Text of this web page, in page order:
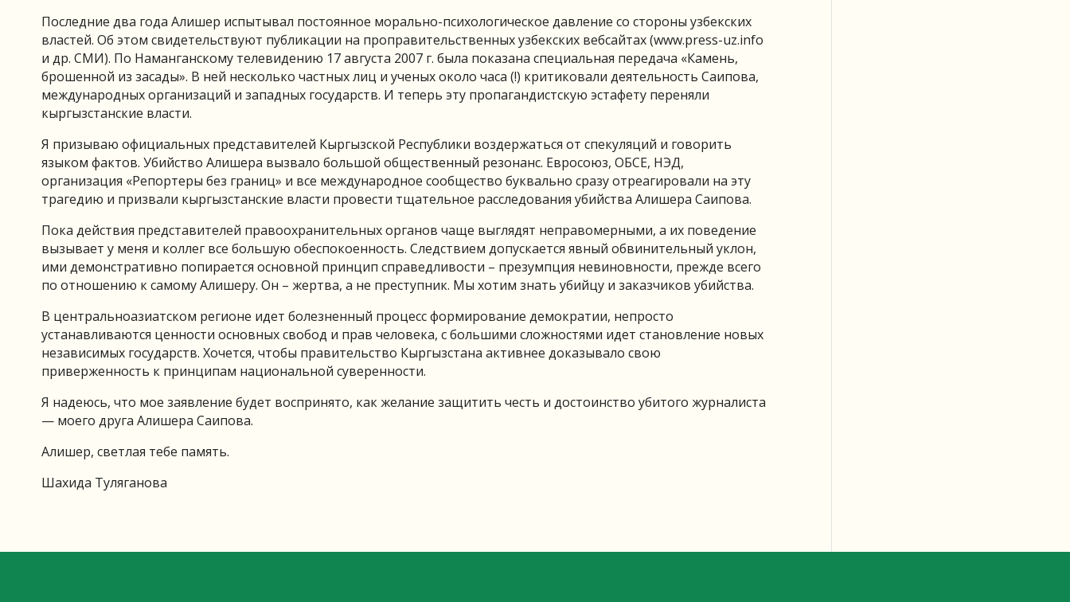
Последние два года Алишер испытывал постоянное морально-психологическое давление со стороны узбекских
властей. Об этом свидетельствуют публикации на проправительственных узбекских вебсайтах (www.press-uz.info
и др. СМИ). По Наманганскому телевидению 17 августа 2007 г. была показана специальная передача «Камень,
брошенной из засады». В ней несколько частных лиц и ученых около часа (!) критиковали деятельность Саипова,
международных организаций и западных государств. И теперь эту пропагандистскую эстафету переняли
кыргызстанские власти.
Я призываю официальных представителей Кыргызской Республики воздержаться от спекуляций и говорить
языком фактов. Убийство Алишера вызвало большой общественный резонанс. Евросоюз, ОБСЕ, НЭД,
организация «Репортеры без границ» и все международное сообщество буквально сразу отреагировали на эту
трагедию и призвали кыргызстанские власти провести тщательное расследования убийства Алишера Саипова.
Пока действия представителей правоохранительных органов чаще выглядят неправомерными, а их поведение
вызывает у меня и коллег все большую обеспокоенность. Следствием допускается явный обвинительный уклон,
ими демонстративно попирается основной принцип справедливости – презумпция невиновности, прежде всего
по отношению к самому Алишеру. Он – жертва, а не преступник. Мы хотим знать убийцу и заказчиков убийства.
В центральноазиатском регионе идет болезненный процесс формирование демократии, непросто
устанавливаются ценности основных свобод и прав человека, с большими сложностями идет становление новых
независимых государств. Хочется, чтобы правительство Кыргызстана активнее доказывало свою
приверженность к принципам национальной суверенности.
Я надеюсь, что мое заявление будет воспринято, как желание защитить честь и достоинство убитого журналиста
— моего друга Алишера Саипова.
Алишер, светлая тебе память.
Шахида Туляганова